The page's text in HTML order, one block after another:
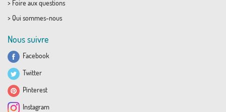
> Foire aux questions
> Qui sommes-nous
Nous suivre
Facebook
Twitter
Pinterest
Instagram